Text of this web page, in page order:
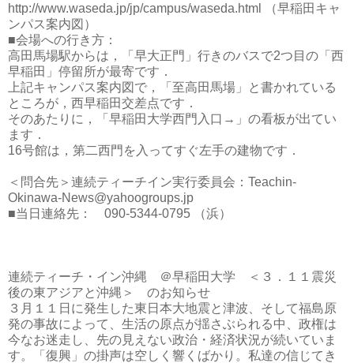
http://www.waseda.jp/jp/campus/waseda.html （早稲田キャ
ンパス案内図）
■会場への行き方：
高田馬場駅からは，「早大正門」行きのバスで2つ目の「西
早稲田」停留所が最寄です．
上記キャンパス案内図で，「至高田馬場」と書かれている
ところが，西早稲田交差点です．
そのあたりに，「早稲田大学西門入口→」の看板が出てい
ます．
16号館は，第二西門を入ってすぐ左手の建物です．
＜問合先＞連続ティーチイン実行委員会：Teachin-
Okinawa-News@yahoogroups.jp
■当日連絡先： 090-5344-0795 （浜）
連続ティーチ・イン沖縄 ＠早稲田大学 ＜３．１１震災
後の東アジアと沖縄＞ のお知らせ
３月１１日に発生した東日本大地震と津波、そして福島原
発の事故によって、生活の原点が揺さぶられる中、政権は
今なお迷走し、先の見えない政治・経済状況が続いていま
す。「復興」の掛声は空しく響くばかり。私達の信じてき